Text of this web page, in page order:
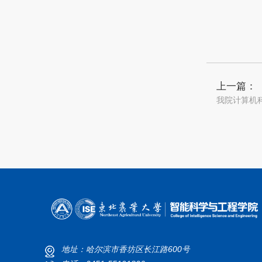
上一篇：
我院计算机
地址：哈尔滨市香坊区长江路600号